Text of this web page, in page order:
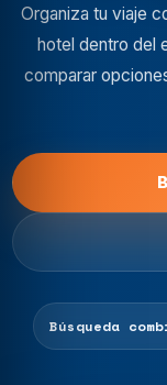
Organiza tu viaje
hotel dentro del
comparar
Búsqueda